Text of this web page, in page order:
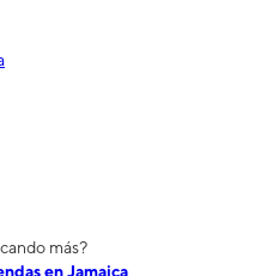
más?
en Jamaica